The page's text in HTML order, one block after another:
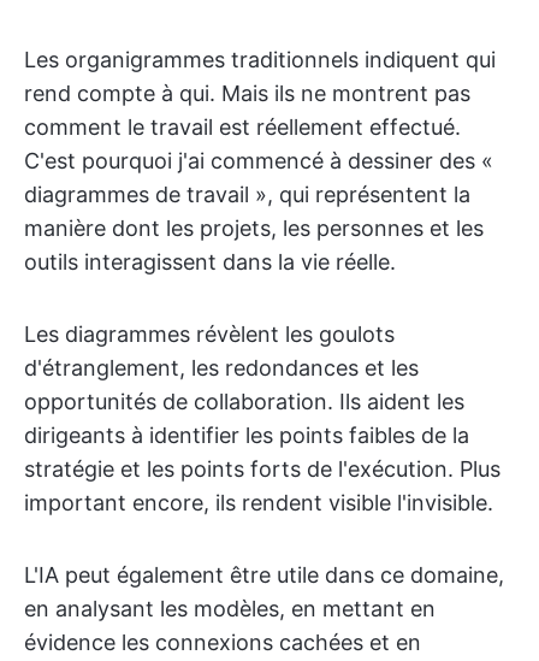
Les organigrammes traditionnels indiquent qui
rend compte à qui. Mais ils ne montrent pas
comment le travail est réellement effectué.
C'est pourquoi j'ai commencé à dessiner des «
diagrammes de travail », qui représentent la
manière dont les projets, les personnes et les
outils interagissent dans la vie réelle.
Les diagrammes révèlent les goulots
d'étranglement, les redondances et les
opportunités de collaboration. Ils aident les
dirigeants à identifier les points faibles de la
stratégie et les points forts de l'exécution. Plus
important encore, ils rendent visible l'invisible.
L'IA peut également être utile dans ce domaine,
en analysant les modèles, en mettant en
évidence les connexions cachées et en